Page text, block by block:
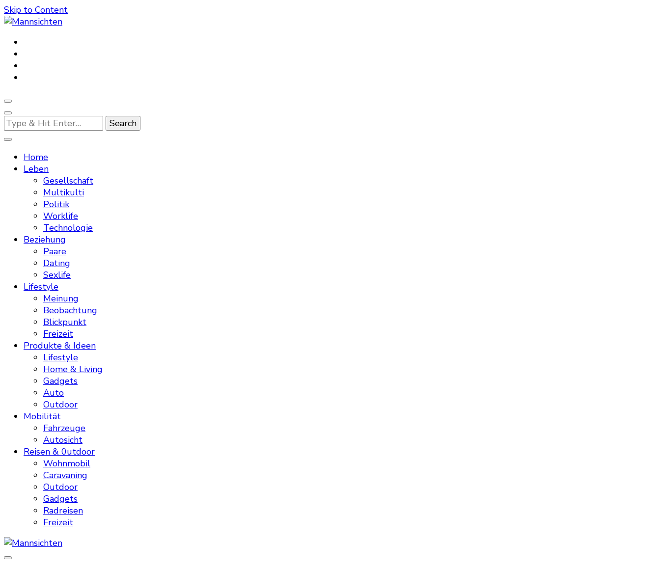
Skip to Content
Mannsichten
Was Männer wollen. Was Männer denken.
Looking
for
Something?
Home
Leben
Gesellschaft
Multikulti
Politik
Worklife
Technologie
Beziehung
Paare
Dating
Sexlife
Lifestyle
Meinung
Beobachtung
Blickpunkt
Freizeit
Produkte & Ideen
Lifestyle
Home & Living
Gadgets
Auto
Outdoor
Mobilität
Fahrzeuge
Autosicht
Reisen & 0utdoor
Wohnmobil
Caravaning
Outdoor
Gadgets
Radreisen
Freizeit
Mannsichten